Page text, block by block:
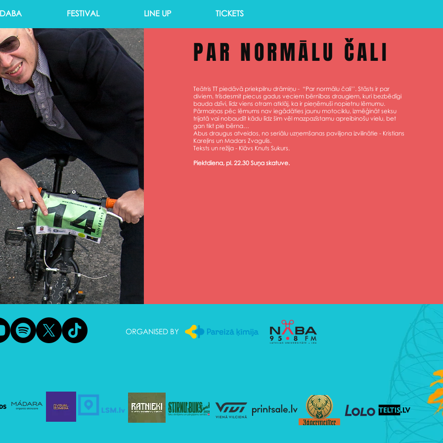
FESTIVAL LINE UP TICKETS
PAR NORMĀLU ČALI
Teātris TT piedāvā priekpilnu drāmiņu - “Par normālu čali’’. Stāsts ir par
diviem, trīsdesmit piecus gadus veciem bērnības draugiem, kuri bezbēdīgi
bauda dzīvi, līdz viens otram atklāj, ka ir pieņēmuši nopietnu lēmumu.
Pārmaiņas pēc lēmums nav iegādāties jaunu motociklu, izmēģināt seksu
trijatā vai nobaudīt kādu līdz šim vēl mazpazīstamu apreibinošu vielu, bet
gan tikt pie bērna…
Abus draugus atveidos, no seriālu uzņemšanas paviljona izvilinātie - Kristians
Kareļins un Madars Zvagulis.
Teksts un režija - Klāvs Knuts Sukurs.
Piektdiena, pl. 22.30 Suņa skatuve.
ORGANISED BY